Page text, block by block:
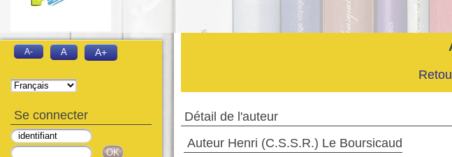
Détail de l'auteur
Auteur Henri (C.S.S.R.) Le Boursicaud
A- A A+
Se connecter